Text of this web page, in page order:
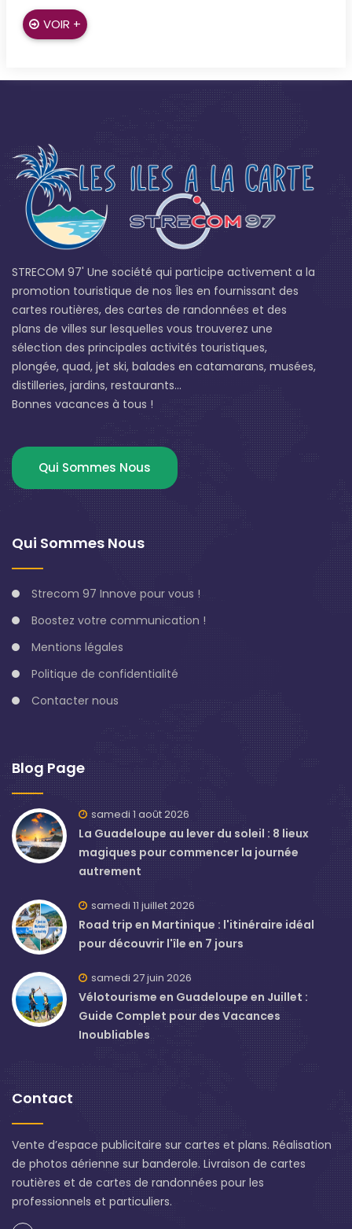
VOIR +
STRECOM 97' Une société qui participe activement a la
promotion touristique de nos Îles en fournissant des
cartes routières, des cartes de randonnées et des
plans de villes sur lesquelles vous trouverez une
sélection des principales activités touristiques,
plongée, quad, jet ski, balades en catamarans, musées,
distilleries, jardins, restaurants...
Bonnes vacances à tous !
Qui Sommes Nous
Qui Sommes Nous
Strecom 97 Innove pour vous !
Boostez votre communication !
Mentions légales
Politique de confidentialité
Contacter nous
Blog Page
samedi 1 août 2026
La Guadeloupe au lever du soleil : 8 lieux
magiques pour commencer la journée
autrement
samedi 11 juillet 2026
Road trip en Martinique : l'itinéraire idéal
pour découvrir l'île en 7 jours
samedi 27 juin 2026
Vélotourisme en Guadeloupe en Juillet :
Guide Complet pour des Vacances
Inoubliables
Contact
Vente d’espace publicitaire sur cartes et plans. Réalisation
de photos aérienne sur banderole. Livraison de cartes
routières et de cartes de randonnées pour les
professionnels et particuliers.